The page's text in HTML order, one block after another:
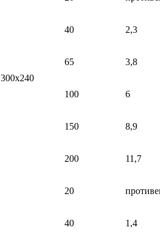
300x240
40 2,3
65 3,8
100 6
150 8,9
200 11,7
20
40 1,4